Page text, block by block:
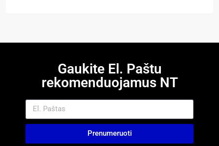
Gaukite El. Paštu
rekomenduojamus NT
Prenumeruoti